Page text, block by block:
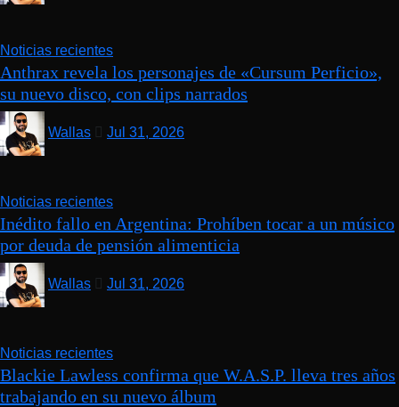
Noticias recientes
Anthrax revela los personajes de «Cursum Perficio»,
su nuevo disco, con clips narrados
Wallas Jul 31, 2026
Noticias recientes
Inédito fallo en Argentina: Prohíben tocar a un músico
por deuda de pensión alimenticia
Wallas Jul 31, 2026
Noticias recientes
Blackie Lawless confirma que W.A.S.P. lleva tres años
trabajando en su nuevo álbum